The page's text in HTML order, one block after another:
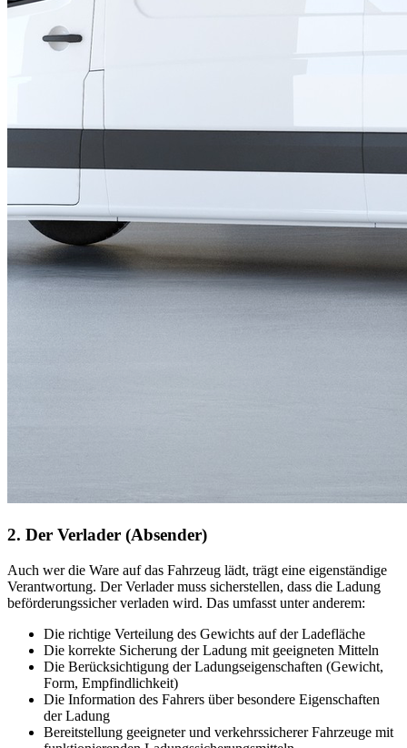
2. Der Verlader (Absender)
Auch wer die Ware auf das Fahrzeug lädt, trägt eine eigenständige
Verantwortung. Der Verlader muss sicherstellen, dass die Ladung
beförderungssicher verladen wird. Das umfasst unter anderem:
Die richtige Verteilung des Gewichts auf der Ladefläche
Die korrekte Sicherung der Ladung mit geeigneten Mitteln
Die Berücksichtigung der Ladungseigenschaften (Gewicht,
Form, Empfindlichkeit)
Die Information des Fahrers über besondere Eigenschaften
der Ladung
Bereitstellung geeigneter und verkehrssicherer Fahrzeuge mit